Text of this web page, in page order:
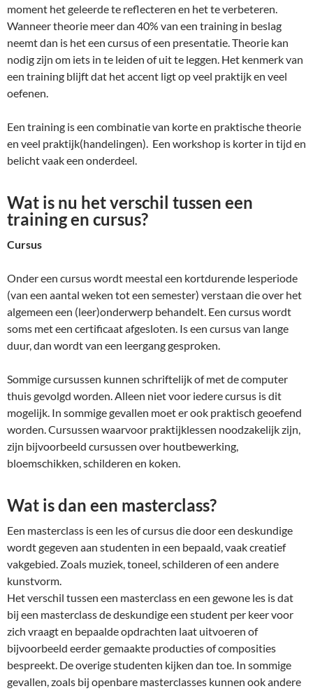
moment het geleerde te reflecteren en het te verbeteren.
Wanneer theorie meer dan 40% van een training in beslag
neemt dan is het een cursus of een presentatie. Theorie kan
nodig zijn om iets in te leiden of uit te leggen. Het kenmerk van
een training blijft dat het accent ligt op veel praktijk en veel
oefenen.
Een training is een combinatie van korte en praktische theorie
en veel praktijk(handelingen). Een workshop is korter in tijd en
belicht vaak een onderdeel.
Wat is nu het verschil tussen een
training en cursus?
Cursus
Onder een cursus wordt meestal een kortdurende lesperiode
(van een aantal weken tot een semester) verstaan die over het
algemeen een (leer)onderwerp behandelt. Een cursus wordt
soms met een certificaat afgesloten. Is een cursus van lange
duur, dan wordt van een leergang gesproken.
Sommige cursussen kunnen schriftelijk of met de computer
thuis gevolgd worden. Alleen niet voor iedere cursus is dit
mogelijk. In sommige gevallen moet er ook praktisch geoefend
worden. Cursussen waarvoor praktijklessen noodzakelijk zijn,
zijn bijvoorbeeld cursussen over houtbewerking,
bloemschikken, schilderen en koken.
Wat is dan een masterclass?
Een masterclass is een les of cursus die door een deskundige
wordt gegeven aan studenten in een bepaald, vaak creatief
vakgebied. Zoals muziek, toneel, schilderen of een andere
kunstvorm.
Het verschil tussen een masterclass en een gewone les is dat
bij een masterclass de deskundige een student per keer voor
zich vraagt en bepaalde opdrachten laat uitvoeren of
bijvoorbeeld eerder gemaakte producties of composities
bespreekt. De overige studenten kijken dan toe. In sommige
gevallen, zoals bij openbare masterclasses kunnen ook andere